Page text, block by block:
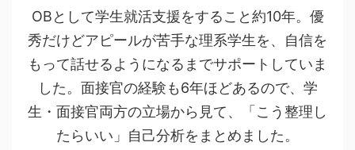
OBとして学生就活支援をすること約10年。優
秀だけどアピールが苦手な理系学生を、自信を
もって話せるようになるまでサポートしていま
した。面接官の経験も6年ほどあるので、学
生・面接官両方の立場から見て、「こう整理し
たらいい」自己分析をまとめました。